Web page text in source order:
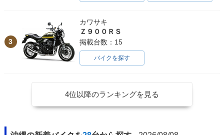
3
カワサキ
Ｚ９００ＲＳ
掲載台数：15
バイクを探す
4位以降のランキングを見る